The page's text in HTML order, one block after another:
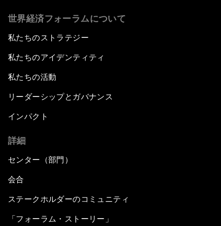
世界経済フォーラムについて
私たちのストラテジー
私たちのアイデンティティ
私たちの活動
リーダーシップとガバナンス
インパクト
詳細
センター（部門）
会合
ステークホルダーのコミュニティ
「フォーラム・ストーリー」